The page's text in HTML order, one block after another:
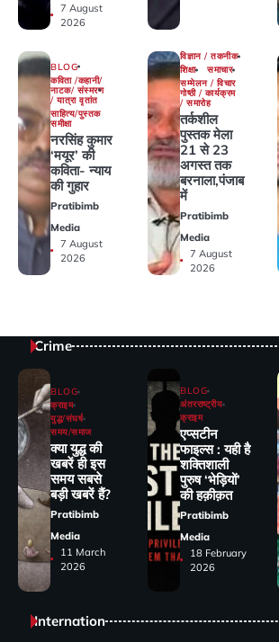
7 August
2026
BLOG
कविता /कहानी/
नाटक/ संस्मरण
/ यात्रा वृतांत
साहित्य/पुस्तक
समीक्षा
नरसिंह कुमार
‘मयूर’ की
कविता- न्याय
की गुहार
Pratibimb
Media
7 August
2026
विज्ञान / तकनीक
शिक्षा
समाचार
सम्मेलन / विचार
गोष्ठी / कार्यक्रम
/ समारोह
तर्कशील
पुस्तक मेला
21 से 23
अगस्त तक
बरनाला,पंजाब
में
Pratibimb
Media
7 August
2026
Crime
BLOG
क्राइम
युद्ध/संघर्ष
समय/समाज
क्या युद्ध की
खबरें ही इस
समय सबसे
बड़ी खबरें हैं?
Pratibimb
Media
11 March
2026
BLOG
अंतरराष्ट्रीय
क्राइम
एप्सटीन
फाइल्स : यही है
शक्तिशाली
पुरुष ‘भेड़ियों’
की हक़ीक़त
Pratibimb
Media
18 February
2026
Internation